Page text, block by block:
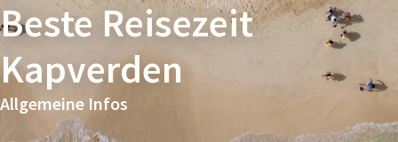
Beste Reisezeit
Kapverden
Allgemeine Infos